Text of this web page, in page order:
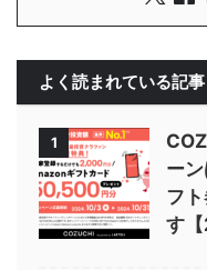
よく読まれている記事
1
ー
フ
す